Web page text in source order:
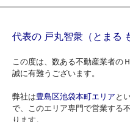
代表の 戸丸智衆（とまる
この度は、数ある不動産業者の
誠に有難うございます。
弊社は豊島区池袋本町エリア と
で、このエリア専門で営業する
ります。